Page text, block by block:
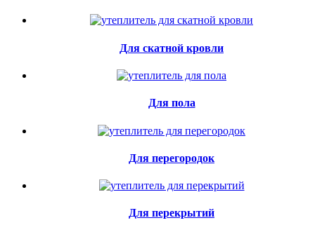
Для скатной кровли
Для пола
Для перегородок
Для перекрытий